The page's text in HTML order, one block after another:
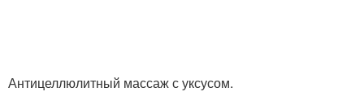
Антицеллюлитный массаж с уксусом.